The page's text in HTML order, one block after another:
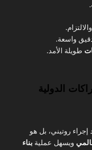
.
واسعة.
طويلة الأمد.
الدولية
روتيني، بل هو
ويسهل عملية بناء